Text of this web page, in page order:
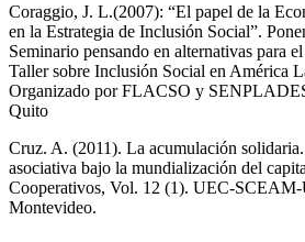
Coraggio, J. L.(2007): “El papel de la
en la Estrategia de Inclusión Social”.
Seminario pensando en alternativas para
Taller sobre Inclusión Social en América
Organizado por FLACSO y
Cruz. A. (2011). La acumulación
asociativa bajo la mundialización del
Cooperativos, Vol. 12 (1). UEC-SCEAM-